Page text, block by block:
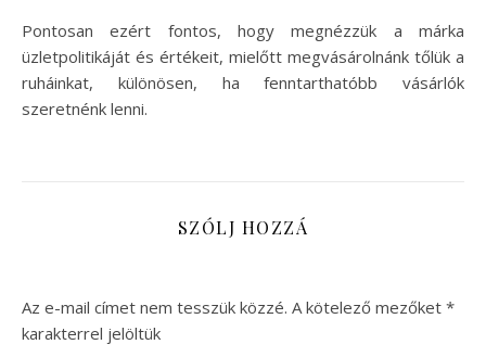
Pontosan ezért fontos, hogy megnézzük a márka
üzletpolitikáját és értékeit, mielőtt megvásárolnánk tőlük a
ruháinkat, különösen, ha fenntarthatóbb vásárlók
szeretnénk lenni.
SZÓLJ HOZZÁ
Az e-mail címet nem tesszük közzé. A kötelező mezőket *
karakterrel jelöltük